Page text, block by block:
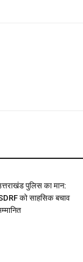
पुलिस का मान:
को साहसिक बचाव